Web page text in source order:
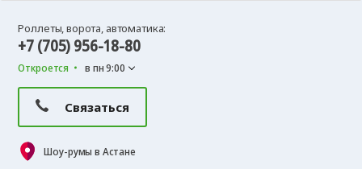
Роллеты, ворота, автоматика:
+7 (705) 956-18-80
Откроется в пн 9:00
Связаться
Шоу-румы в Астане